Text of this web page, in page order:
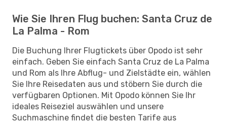
Wie Sie Ihren Flug buchen: Santa Cruz de
La Palma - Rom
Die Buchung Ihrer Flugtickets über Opodo ist sehr
einfach. Geben Sie einfach Santa Cruz de La Palma
und Rom als Ihre Abflug- und Zielstädte ein, wählen
Sie Ihre Reisedaten aus und stöbern Sie durch die
verfügbaren Optionen. Mit Opodo können Sie Ihr
ideales Reiseziel auswählen und unsere
Suchmaschine findet die besten Tarife aus